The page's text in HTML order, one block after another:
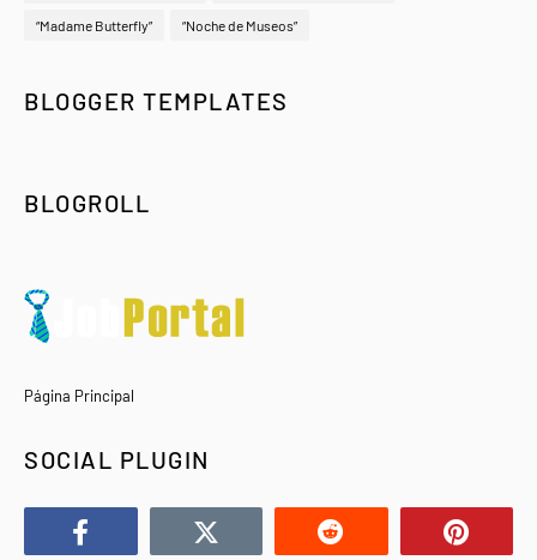
“Madame Butterfly” “Noche de Museos”
BLOGGER TEMPLATES
BLOGROLL
Página Principal
SOCIAL PLUGIN